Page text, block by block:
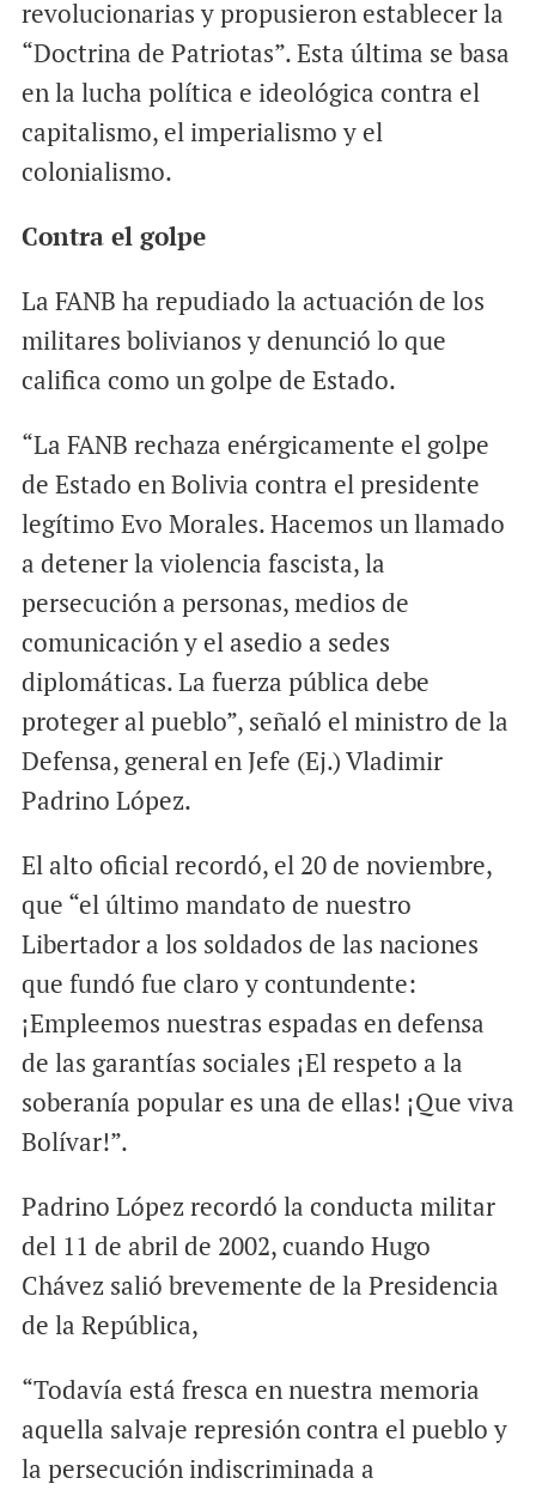
revolucionarias y propusieron establecer la
“Doctrina de Patriotas”. Esta última se basa
en la lucha política e ideológica contra el
capitalismo, el imperialismo y el
colonialismo.
Contra el golpe
La FANB ha repudiado la actuación de los
militares bolivianos y denunció lo que
califica como un golpe de Estado.
“La FANB rechaza enérgicamente el golpe
de Estado en Bolivia contra el presidente
legítimo Evo Morales. Hacemos un llamado
a detener la violencia fascista, la
persecución a personas, medios de
comunicación y el asedio a sedes
diplomáticas. La fuerza pública debe
proteger al pueblo”, señaló el ministro de la
Defensa, general en Jefe (Ej.) Vladimir
Padrino López.
El alto oficial recordó, el 20 de noviembre,
que “el último mandato de nuestro
Libertador a los soldados de las naciones
que fundó fue claro y contundente:
¡Empleemos nuestras espadas en defensa
de las garantías sociales ¡El respeto a la
soberanía popular es una de ellas! ¡Que viva
Bolívar!”.
Padrino López recordó la conducta militar
del 11 de abril de 2002, cuando Hugo
Chávez salió brevemente de la Presidencia
de la República,
“Todavía está fresca en nuestra memoria
aquella salvaje represión contra el pueblo y
la persecución indiscriminada a